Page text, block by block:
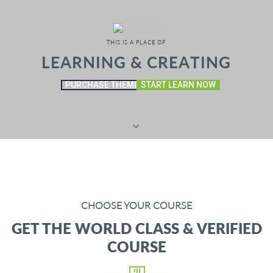
LEARNING & CREATING
PURCHASE THEME START LEARN NOW
CHOOSE YOUR COURSE
GET THE WORLD CLASS & VERIFIED
COURSE